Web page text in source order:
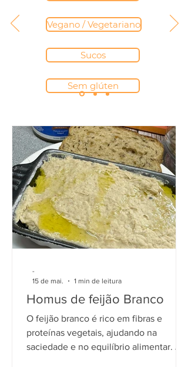
Vegano / Vegetariano
Sucos
Sem glúten
Homus de feijão Branco
O feijão branco é rico em fibras e
proteínas vegetais, ajudando na
saciedade e no equilíbrio alimentar. Já
-
15 de mai.
1 min de leitura